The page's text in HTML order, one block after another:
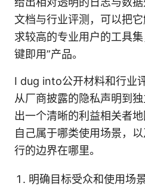
文档与行业评测，可以把
求较高的专业用户的工具
键即用”产品。
I dug into公开材料和行业
从厂商披露的隐私声明到
出一个清晰的利益相关者
自己属于哪类使用场景，
行的边界在哪里。
明确目标受众和使用场